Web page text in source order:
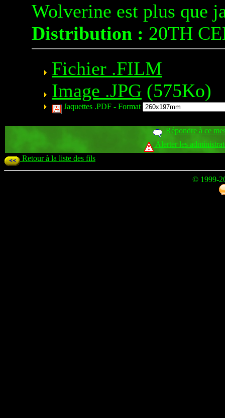
Wolverine est plus que
Distribution : 20TH
Fichier .FILM
Image .JPG (575Ko)
Jaquettes .PDF - Format
Répondre à ce
Alerter les
Retour à la liste des fils
© 1999-